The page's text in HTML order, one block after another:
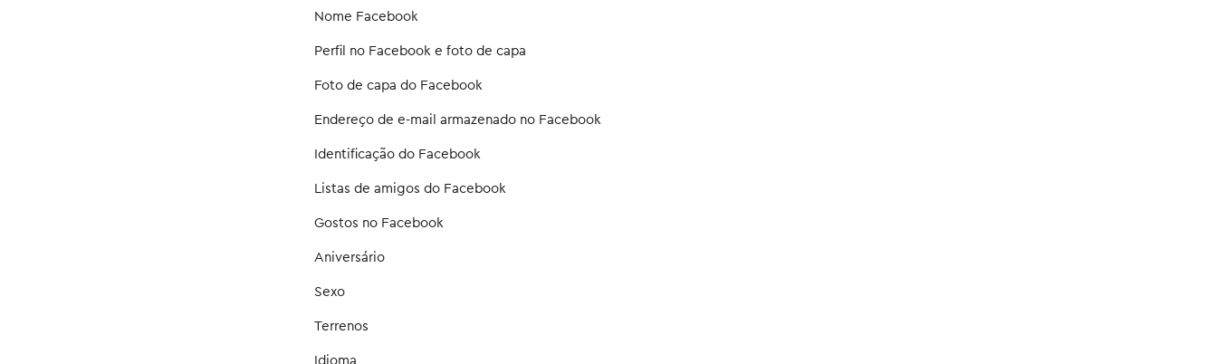
Nome Facebook
Perfil no Facebook e foto de capa
Foto de capa do Facebook
Endereço de e-mail armazenado no Facebook
Identificação do Facebook
Listas de amigos do Facebook
Gostos no Facebook
Aniversário
Sexo
Terrenos
Idioma